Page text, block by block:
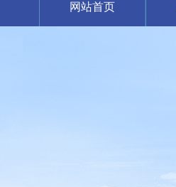
网站首页